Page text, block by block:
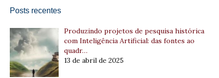
Posts recentes
Produzindo projetos de pesquisa histórica
com Inteligência Artificial: das fontes ao
quadr…
13 de abril de 2025